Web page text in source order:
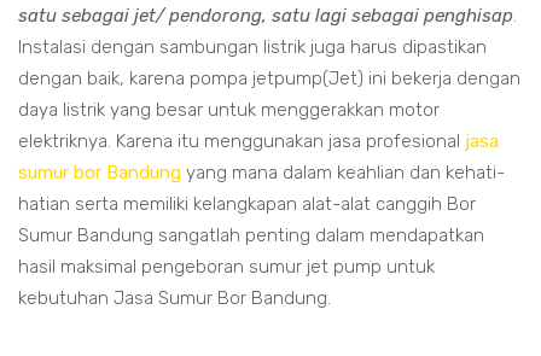
satu sebagai jet/ pendorong, satu lagi sebagai penghisap.
Instalasi dengan sambungan listrik juga harus dipastikan
dengan baik, karena pompa jetpump(Jet) ini bekerja dengan
daya listrik yang besar untuk menggerakkan motor
elektriknya. Karena itu menggunakan jasa profesional jasa
sumur bor Bandung yang mana dalam keahlian dan kehati-
hatian serta memiliki kelangkapan alat-alat canggih Bor
Sumur Bandung sangatlah penting dalam mendapatkan
hasil maksimal pengeboran sumur jet pump untuk
kebutuhan Jasa Sumur Bor Bandung.